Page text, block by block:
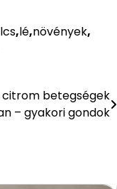
,lé,növények,
citrom betegségek
– gyakori gondok